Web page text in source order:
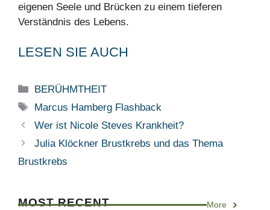
eigenen Seele und Brücken zu einem tieferen
Verständnis des Lebens.
LESEN SIE AUCH
Categories
BERÜHMTHEIT
Tags
Marcus Hamberg Flashback
Wer ist Nicole Steves Krankheit?
Julia Klöckner Brustkrebs und das Thema
Brustkrebs
MOST RECENT More